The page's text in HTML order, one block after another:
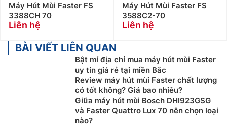
Máy Hút Mùi Faster FS
3388CH 70
Liên hệ
Máy Hút Mùi Faster FS
3588C2-70
Liên hệ
BÀI VIẾT LIÊN QUAN
Bật mí địa chỉ mua máy hút mùi Faster
uy tín giá rẻ tại miền Bắc
Review máy hút mùi Faster chất lượng
có tốt không? Giá bao nhiêu?
Giữa máy hút mùi Bosch DHI923GSG
và Faster Quattro Lux 70 nên chọn loại
nào?